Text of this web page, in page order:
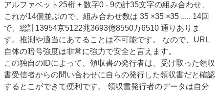
アルファベット25桁 + 数字0 - 9の計35文字の組み合わせ、
これが14個並ぶので、組み合わせ数は 35 ×35 ×35 ..... 14回
で、総計13954京5122兆3693億8550万6510 通りありま
す。推測や適当にあてることは不可能です。 なので、URL
自体の暗号強度は非常に強力で安全と言えます。
この独自のIDによって、領収書の発行者は、受け取った領収
書受信者からの問い合わせに自らの発行した領収書だと確認
するとこができて便利です。 領収書発行者のデータは自分